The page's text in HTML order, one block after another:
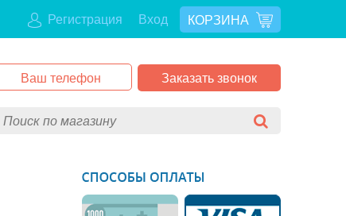
Регистрация Вход КОРЗИНА
Заказать звонок